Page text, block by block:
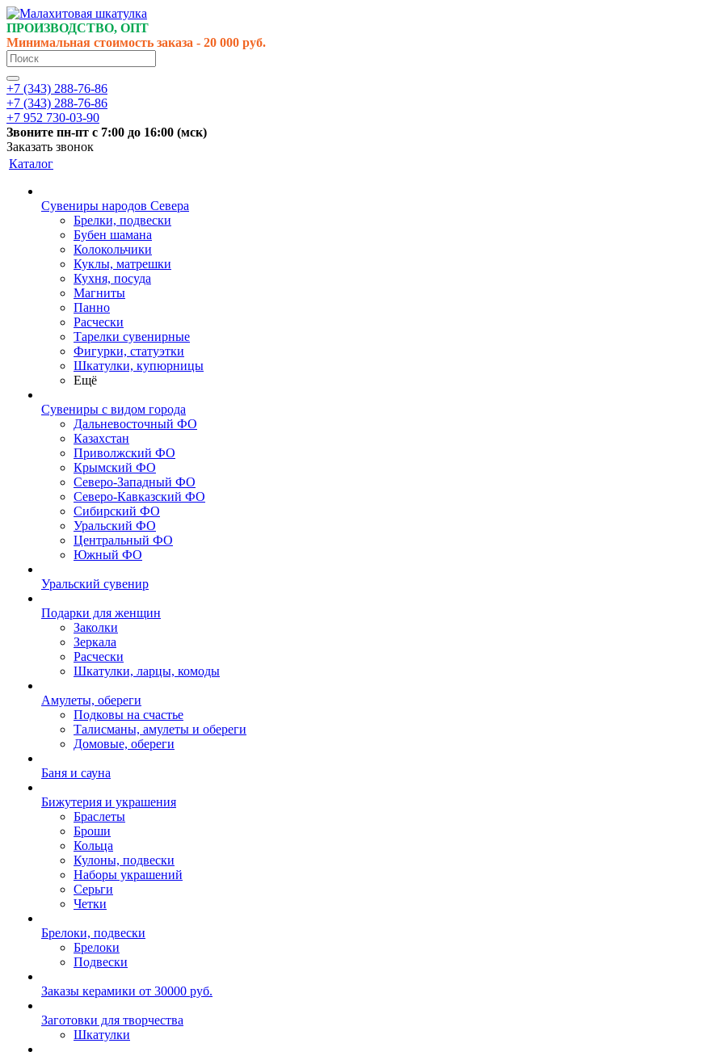
ПРОИЗВОДСТВО, ОПТ
Минимальная стоимость заказа - 20 000 руб.
+7 (343) 288-76-86
+7 (343) 288-76-86
+7 952 730-03-90
Звоните пн-пт с 7:00 до 16:00 (мск)
Заказать звонок
Каталог
Сувениры народов Севера
Брелки, подвески
Бубен шамана
Колокольчики
Куклы, матрешки
Кухня, посуда
Магниты
Панно
Расчески
Тарелки сувенирные
Фигурки, статуэтки
Шкатулки, купюрницы
Ещё
Сувениры с видом города
Дальневосточный ФО
Казахстан
Приволжский ФО
Крымский ФО
Северо-Западный ФО
Северо-Кавказский ФО
Сибирский ФО
Уральский ФО
Центральный ФО
Южный ФО
Уральский сувенир
Подарки для женщин
Заколки
Зеркала
Расчески
Шкатулки, ларцы, комоды
Амулеты, обереги
Подковы на счастье
Талисманы, амулеты и обереги
Домовые, обереги
Баня и сауна
Бижутерия и украшения
Браслеты
Броши
Кольца
Кулоны, подвески
Наборы украшений
Серьги
Четки
Брелоки, подвески
Брелоки
Подвески
Заказы керамики от 30000 руб.
Заготовки для творчества
Шкатулки